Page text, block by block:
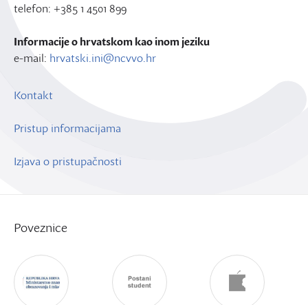
telefon: +385 1 4501 899
Informacije o hrvatskom kao inom jeziku
e-mail: hrvatski.ini@ncvvo.hr
Kontakt
Pristup informacijama
Izjava o pristupačnosti
Poveznice